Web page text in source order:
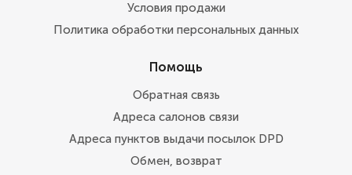
Условия продажи
Политика обработки персональных данных
Помощь
Обратная связь
Адреса салонов связи
Адреса пунктов выдачи посылок DPD
Обмен, возврат